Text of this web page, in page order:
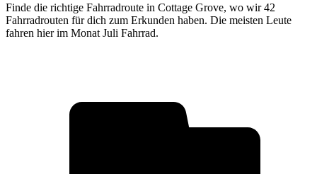
Finde die richtige Fahrradroute in Cottage Grove, wo wir 42
Fahrradrouten für dich zum Erkunden haben. Die meisten Leute
fahren hier im Monat Juli Fahrrad.